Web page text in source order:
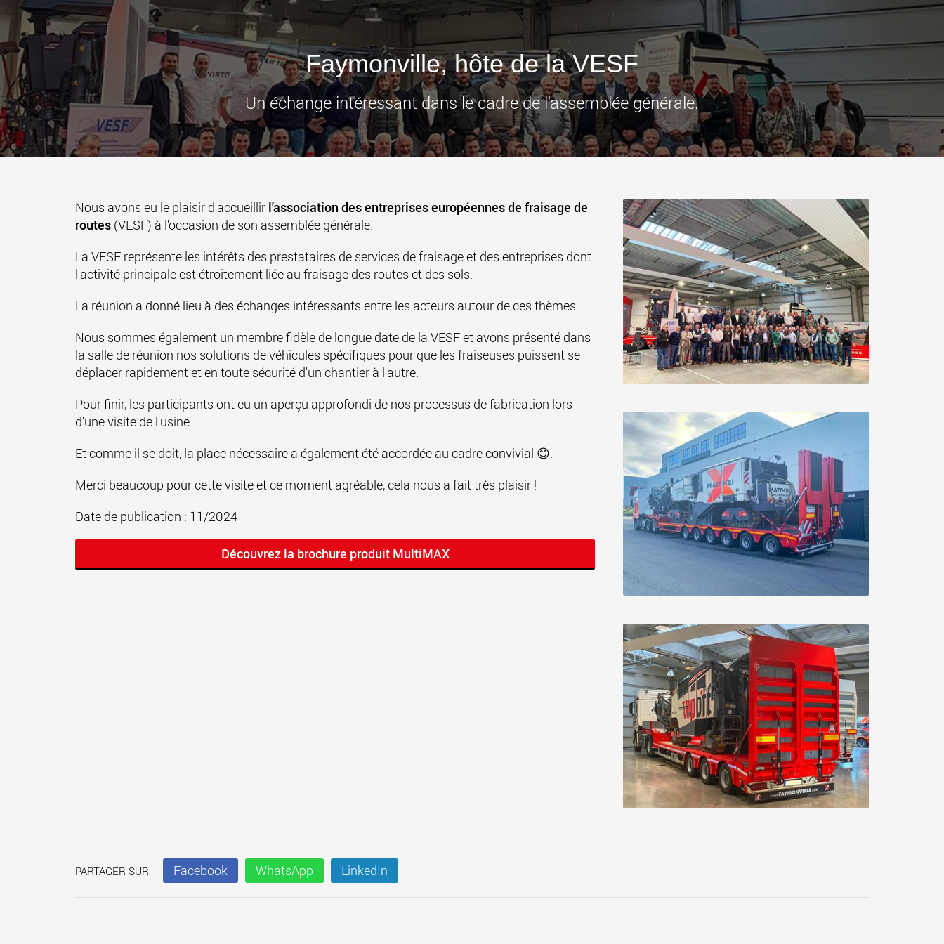
des charges plus légères aux
www.morello.us.com
jusqu’à 25 000 t et au-delà
www.cometto.com
Faymonville, hôte de la VESF
Un échange intéressant dans le cadre de l'assemblée générale.
Nous avons eu le plaisir d'accueillir l'association des entreprises européennes de fraisage de
routes (VESF) à l'occasion de son assemblée générale.
La VESF représente les intérêts des prestataires de services de fraisage et des entreprises dont
l'activité principale est étroitement liée au fraisage des routes et des sols.
La réunion a donné lieu à des échanges intéressants entre les acteurs autour de ces thèmes.
Nous sommes également un membre fidèle de longue date de la VESF et avons présenté dans
la salle de réunion nos solutions de véhicules spécifiques pour que les fraiseuses puissent se
déplacer rapidement et en toute sécurité d'un chantier à l'autre.
Pour finir, les participants ont eu un aperçu approfondi de nos processus de fabrication lors
d'une visite de l'usine.
Et comme il se doit, la place nécessaire a également été accordée au cadre convivial 😊.
Merci beaucoup pour cette visite et ce moment agréable, cela nous a fait très plaisir !
Date de publication : 11/2024
Découvrez la brochure produit MultiMAX
PARTAGER SUR Facebook WhatsApp LinkedIn